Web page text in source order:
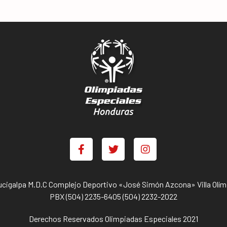
M.D.C Complejo Deportivo «José Simón Azcona» Villa
PBX (504) 2235-6405 (504) 2232-2022
Derechos Reservados Olimpiadas Especiales 2021